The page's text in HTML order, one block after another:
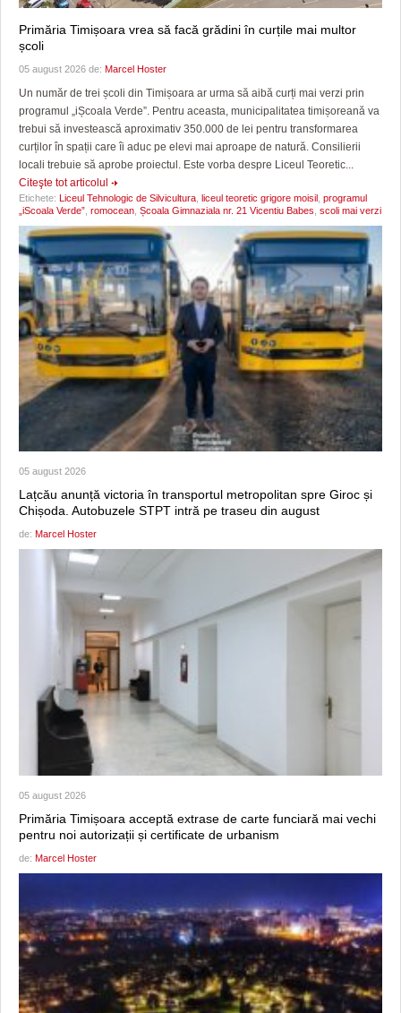
Primăria Timișoara vrea să facă grădini în curțile mai multor
școli
05 august 2026 de: Marcel Hoster
Un număr de trei școli din Timișoara ar urma să aibă curți mai verzi prin
programul „iȘcoala Verde”. Pentru aceasta, municipalitatea timișoreană va
trebui să investească aproximativ 350.000 de lei pentru transformarea
curților în spații care îi aduc pe elevi mai aproape de natură. Consilierii
locali trebuie să aprobe proiectul. Este vorba despre Liceul Teoretic...
Citeşte tot articolul
Etichete: Liceul Tehnologic de Silvicultura liceul teoretic grigore moisil programul
„iScoala Verde” romocean Școala Gimnaziala nr. 21 Vicentiu Babes scoli mai verzi
05 august 2026
Lațcău anunță victoria în transportul metropolitan spre Giroc și
Chișoda. Autobuzele STPT intră pe traseu din august
de: Marcel Hoster
05 august 2026
Primăria Timișoara acceptă extrase de carte funciară mai vechi
pentru noi autorizații și certificate de urbanism
de: Marcel Hoster